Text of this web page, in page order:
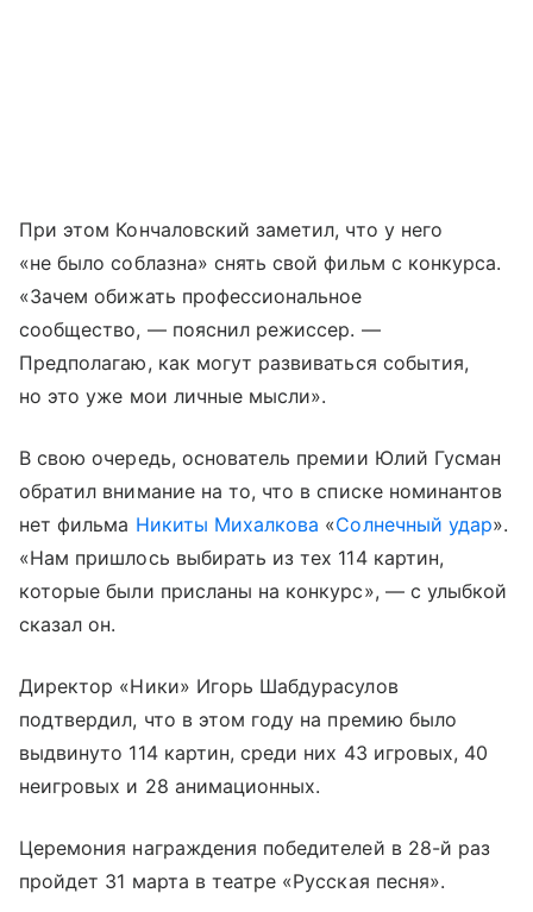
При этом Кончаловский заметил, что у него
«не было соблазна» снять свой фильм с конкурса.
«Зачем обижать профессиональное
сообщество, — пояснил режиссер. —
Предполагаю, как могут развиваться события,
но это уже мои личные мысли».
В свою очередь, основатель премии Юлий Гусман
обратил внимание на то, что в списке номинантов
нет фильма Никиты Михалкова «Солнечный удар».
«Нам пришлось выбирать из тех 114 картин,
которые были присланы на конкурс», — с улыбкой
сказал он.
Директор «Ники» Игорь Шабдурасулов
подтвердил, что в этом году на премию было
выдвинуто 114 картин, среди них 43 игровых, 40
неигровых и 28 анимационных.
Церемония награждения победителей в 28-й раз
пройдет 31 марта в театре «Русская песня».